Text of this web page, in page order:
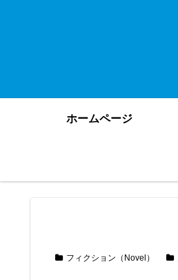
ホームページ
フィクション（Novel）